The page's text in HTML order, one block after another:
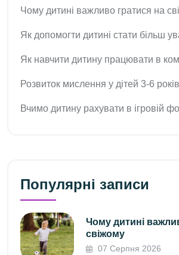
Чому дитині важливо гратися на
Як допомогти дитині стати більш
Як навчити дитину працювати в
Розвиток мислення у дітей 3-6 років
Вчимо дитину рахувати в ігровій
Популярні записи
Чому дитині
свіжому
07 Серпня 2026